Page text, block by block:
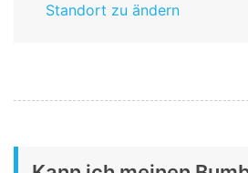
Standort zu ändern